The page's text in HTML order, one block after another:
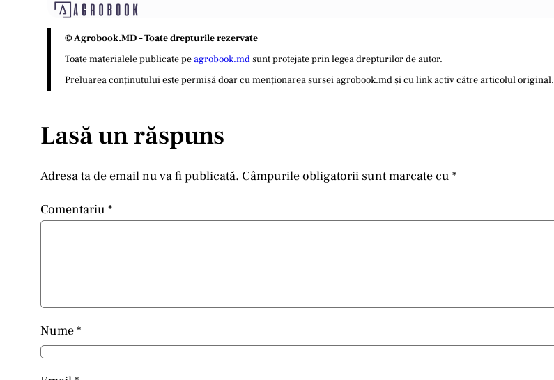
© Agrobook.MD – Toate drepturile rezervate
Toate materialele publicate peagrobook.mdsunt protejate prin legea drepturilor de autor.
Preluarea conținutului este permisă doar cu menționarea sursei agrobook.md și cu link activ către articolul original.
Lasă un răspuns
Adresa ta de email nu va fi publicată. Câmpurile obligatorii sunt marcate cu *
Comentariu *
Nume*